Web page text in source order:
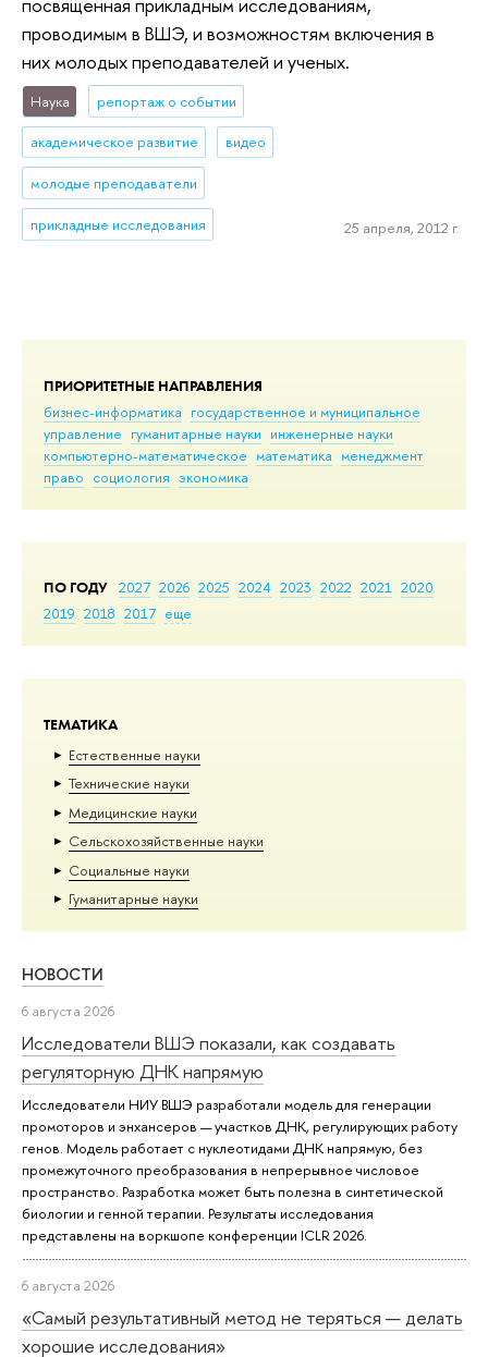
ПРИОРИТЕТНЫЕ НАПРАВЛЕНИЯ
бизнес-информатика государственное и муниципальное
управление гуманитарные науки инженерные науки
компьютерно-математическое математика менеджмент
право социология экономика
ПО ГОДУ 2027 2026 2025 2024 2023 2022 2021 2020
2019 2018 2017 еще
ТЕМАТИКА
Естественные науки
Тех­ничес­кие науки
Медицинские науки
Сельскохозяйственные науки
Социальные науки
Гуманитарные науки
НОВОСТИ
6 августа 2026
Исследователи ВШЭ показали, как создавать
регуляторную ДНК напрямую
Исследователи НИУ ВШЭ разработали модель для генерации
промоторов и энхансеров — участков ДНК, регулирующих работу
генов. Модель работает с нуклеотидами ДНК напрямую, без
промежуточного преобразования в непрерывное числовое
пространство. Разработка может быть полезна в синтетической
биологии и генной терапии. Результаты исследования
представлены на воркшопе конференции ICLR 2026.
6 августа 2026
«Самый результативный метод не теряться — делать
хорошие исследования»
проводимым в ВШЭ, и возможностям включения в
них молодых преподавателей и ученых.
Наука репортаж о событии
академическое развитие видео
молодые преподаватели
прикладные исследования 25 апреля, 2012 г.